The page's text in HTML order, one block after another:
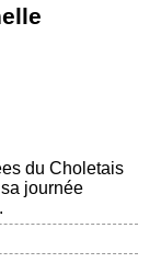
du Choletais
journée